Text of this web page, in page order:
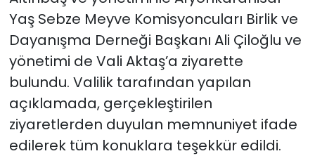
Yaş Sebze Meyve Komisyoncuları Birlik ve
Dayanışma Derneği Başkanı Ali Çiloğlu ve
yönetimi de Vali Aktaş’a ziyarette
bulundu. Valilik tarafından yapılan
açıklamada, gerçekleştirilen
ziyaretlerden duyulan memnuniyet ifade
edilerek tüm konuklara teşekkür edildi.